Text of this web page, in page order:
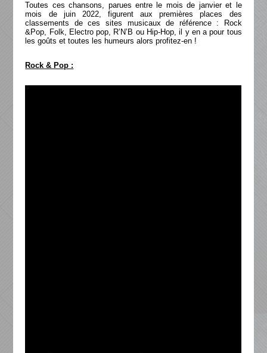
Toutes ces chansons, parues entre le mois de janvier et le
mois de juin 2022, figurent aux premières places des
classements de ces sites musicaux de référence : Rock
&Pop, Folk, Electro pop, R’N’B ou Hip-Hop, il y en a pour tous
les goûts et toutes les humeurs alors profitez-en !
Rock & Pop :